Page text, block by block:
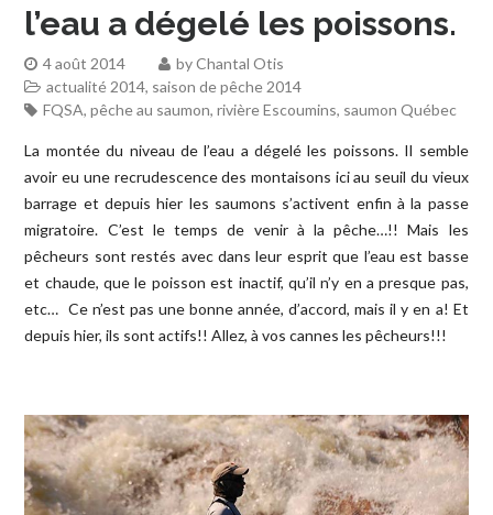
l’eau a dégelé les poissons.
4 août 2014 byChantal Otis
actualité 2014, saison de pêche 2014
FQSA,pêche au saumon,rivière Escoumins, saumon Québec
La montée du niveau de l’eau a dégelé les poissons. Il semble
avoir eu une recrudescence des montaisons ici au seuil du vieux
barrage et depuis hier les saumons s’activent enfin à la passe
migratoire. C’est le temps de venir à la pêche…!! Mais les
pêcheurs sont restés avec dans leur esprit que l’eau est basse
et chaude, que le poisson est inactif, qu’il n’y en a presque pas,
etc… Ce n’est pas une bonne année, d’accord, mais il y en a! Et
depuis hier, ils sont actifs!! Allez, à vos cannes les pêcheurs!!!